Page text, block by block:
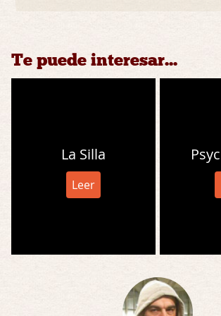
Te puede interesar...
La Silla
Leer